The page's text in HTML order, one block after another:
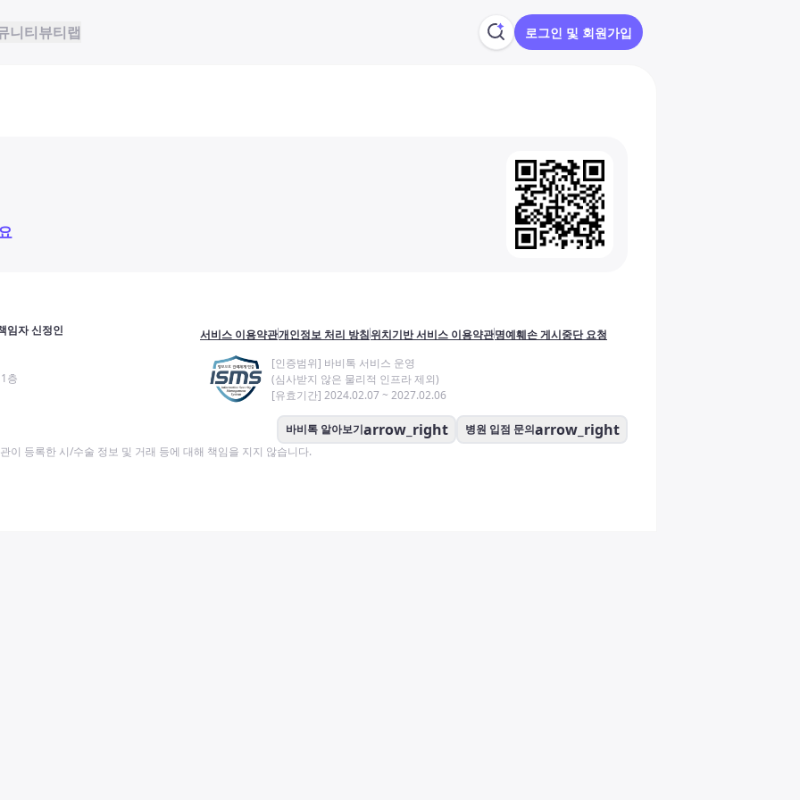
니티뷰티랩 로그인 및 회원가입
임자 신정인
층
서비스 이용약관개인정보 처리 방침위치기반 서비스 이용약관명예훼손 게시중단 요청
[인증범위] 바비톡 서비스 운영
(심사받지 않은 물리적 인프라 제외)
[유효기간] 2024.02.07 ~ 2027.02.06
바비톡 알아보기arrow_right 병원 입점 문의arrow_right
이 등록한 시/수술 정보 및 거래 등에 대해 책임을 지지 않습니다.